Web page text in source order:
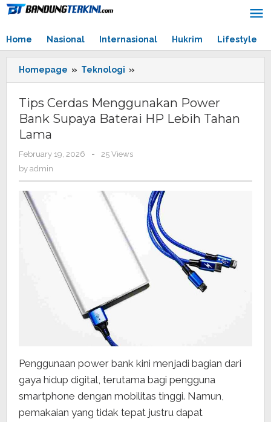
Skip
Home
Nasional Internasional Hukrim Lifestyle
Homepage » Teknologi »
Cerdas
Power
Bank
Tahan
Lama
Tips Cerdas Menggunakan Power
Bank Supaya Baterai HP Lebih Tahan
Lama
February 19, 2026
by
-
25 Views
by admin
Penggunaan power bank kini menjadi bagian dari
gaya hidup digital, terutama bagi pengguna
smartphone dengan mobilitas tinggi. Namun,
pemakaian yang tidak tepat justru dapat